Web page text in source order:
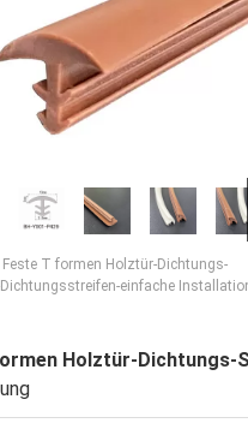
Feste T formen Holztür-Dichtungs-
Dichtungsstreifen-einfache
Holztür-